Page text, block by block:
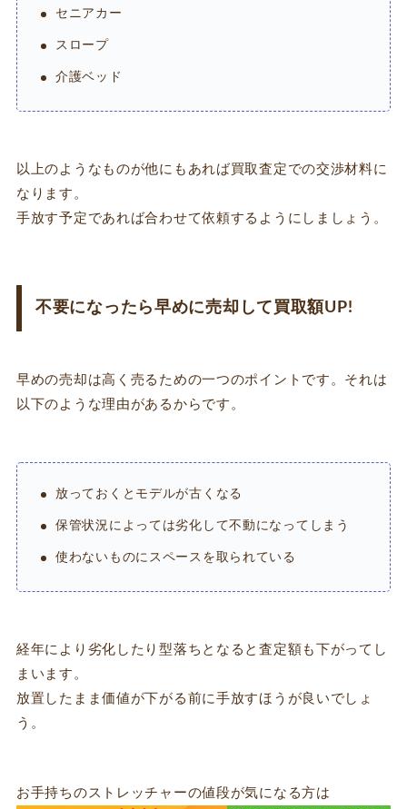
セニアカー
スロープ
介護ベッド
以上のようなものが他にもあれば買取査定での交渉材料に
なります。
手放す予定であれば合わせて依頼するようにしましょう。
不要になったら早めに売却して買取額UP!
早めの売却は高く売るための一つのポイントです。それは
以下のような理由があるからです。
放っておくとモデルが古くなる
保管状況によっては劣化して不動になってしまう
使わないものにスペースを取られている
経年により劣化したり型落ちとなると査定額も下がってし
まいます。
放置したまま価値が下がる前に手放すほうが良いでしょ
う。
お手持ちのストレッチャーの値段が気になる方は